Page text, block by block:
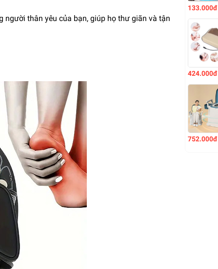
người thân yêu của bạn, giúp họ thư giãn và tận
133.000đ
424.000đ
752.000đ